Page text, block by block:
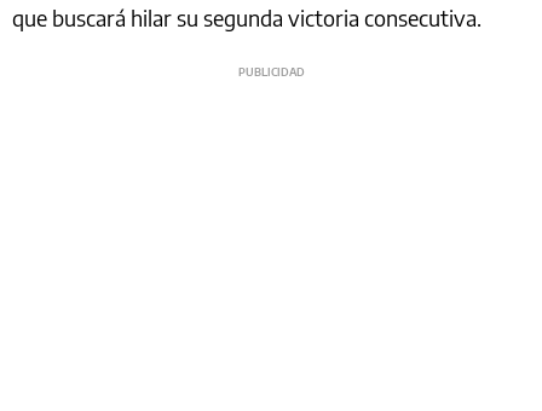
que buscará hilar su segunda victoria consecutiva.